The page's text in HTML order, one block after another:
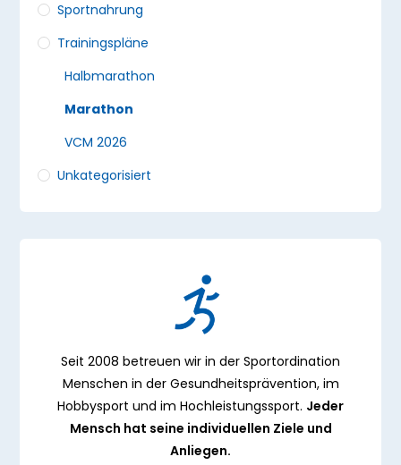
Sportnahrung
Trainingspläne
Halbmarathon
Marathon
VCM 2026
Unkategorisiert
Seit 2008 betreuen wir in der Sportordination
Menschen in der Gesundheitsprävention, im
Hobbysport und im Hochleistungssport. Jeder
Mensch hat seine individuellen Ziele und
Anliegen.